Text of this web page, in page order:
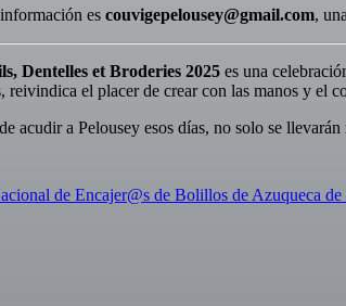
es couvigepelousey@gmail.com,
Dentelles et Broderies 2025 es una
reivindica el placer de crear con las manos y el
acudir a Pelousey esos días, no solo se
de Encajer@s de Bolillos de Azuqueca de